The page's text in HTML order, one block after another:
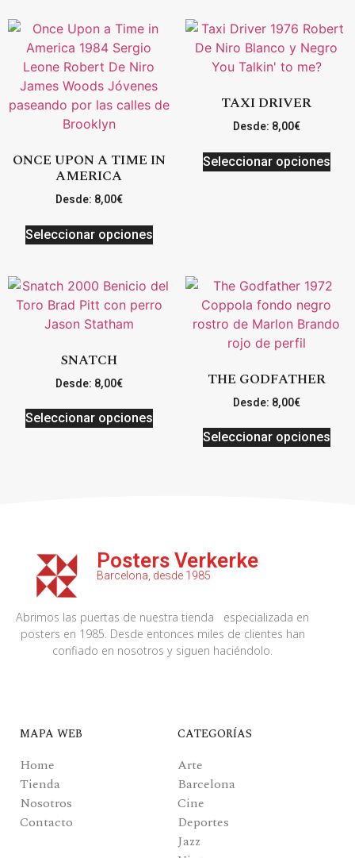
ONCE UPON A TIME IN
AMERICA
Desde: 8,00€
Seleccionar opciones
TAXI DRIVER
Desde: 8,00€
Seleccionar opciones
SNATCH
Desde: 8,00€
Seleccionar opciones
THE GODFATHER
Desde: 8,00€
Seleccionar opciones
Posters Verkerke
Barcelona, desde 1985
Abrimos las puertas de nuestra tienda especializada en
posters en 1985. Desde entonces miles de clientes han
confiado en nosotros y siguen haciéndolo.
MAPA WEB
Home
Tienda
Nosotros
Contacto
CATEGORÍAS
Arte
Barcelona
Cine
Deportes
Jazz